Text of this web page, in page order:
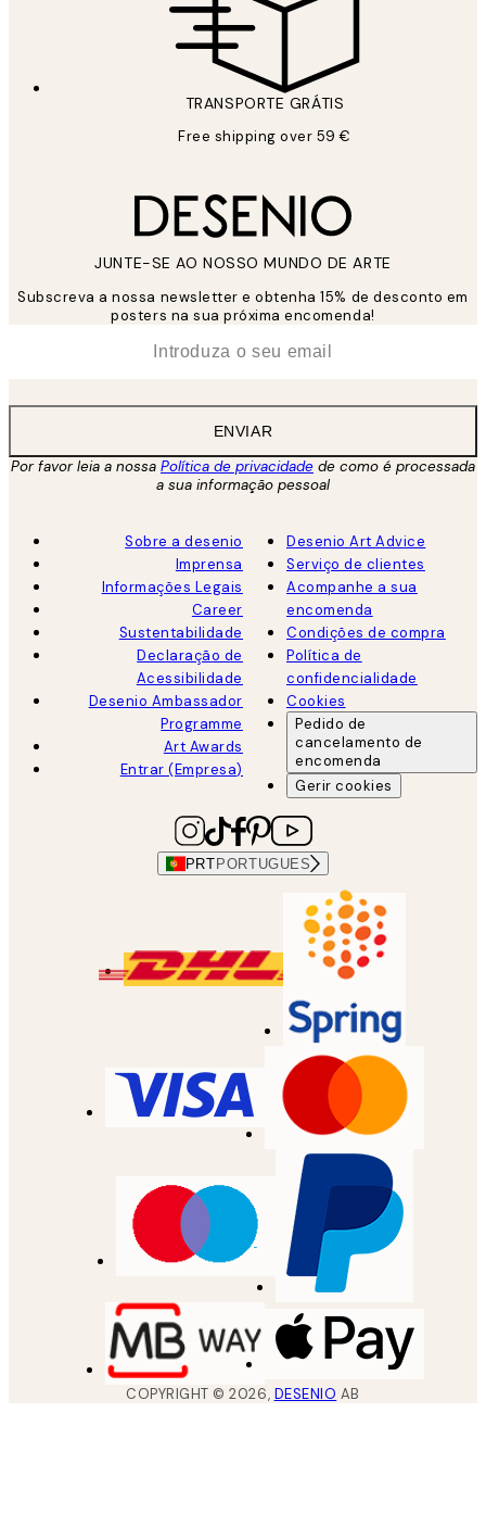
TRANSPORTE GRÁTIS
Free shipping over 59 €
JUNTE-SE AO NOSSO MUNDO DE ARTE
Subscreva a nossa newsletter e obtenha 15% de desconto em
posters na sua próxima encomenda!
ENVIAR
Por favor leia a nossa Política de privacidade de como é processada
a sua informação pessoal
Sobre a desenio
Imprensa
Informações Legais
Career
Sustentabilidade
Declaração de
Acessibilidade
Desenio Ambassador
Programme
Art Awards
Entrar (Empresa)
Desenio Art Advice
Serviço de clientes
Acompanhe a sua
encomenda
Condições de compra
Política de
confidencialidade
Cookies
Pedido de
cancelamento de
encomenda
Gerir cookies
PRT PORTUGUES
COPYRIGHT ©2026, DESENIO AB